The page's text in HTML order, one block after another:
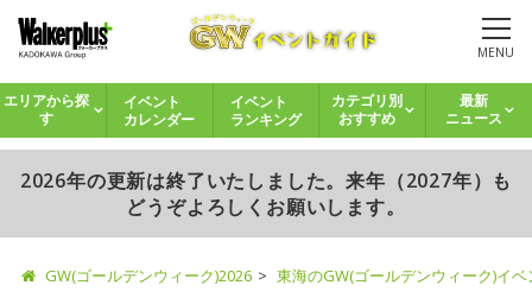
MENU
エリアから探
す
イベント
カレンダー
イベント
ランキング
カテゴリ別
おすすめ
最新
ニュース
2026年の更新は終了いたしました。来年（2027年）も
どうぞよろしくお願いします。
GW(ゴールデンウィーク)2026 東海のGW(ゴールデンウィーク)イ